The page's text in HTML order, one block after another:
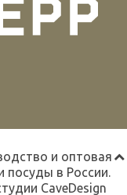
и оптовая
посуды в России.
CaveDesign